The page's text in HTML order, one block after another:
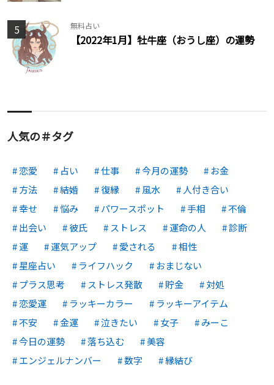
5 無料占い
【2022年1月】牡牛座（おうし座）の運勢
人気の＃タグ
恋愛 占い 仕事 今月の運勢
お金
方法
結婚 復縁 風水
人付き合い
幸せ
悩み パワースポット 手相
不倫
出会い
彼氏 ストレス 運命の人
診断
運
運気アップ 愛される
相性
星座占い
ライフハック
おまじない
プラス思考
ストレス発散 貯金
対処
恋愛運
ラッキーカラー
ラッキーアイテム
不安
金運 泣きたい 女子
みーこ
今日の運勢
落ち込む
美容
エンジェルナンバー
数字 縁結び